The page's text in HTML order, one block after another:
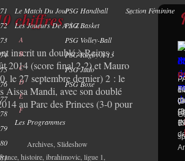
Le Match Du Jour
Les Joueurs De A À Z
A
B
C
D
E
F
Les Programmes
PSG Handball
PSG Basket
PSG Volley-Ball
PSG Rugby À 13
PSG Judo
PSG Boxe
Section Féminine
0
chiffres
inscrit un doublé à Reims :
2014 (score final 2-2) et Mauro
le 27 septembre dernier) 2 : le
Aissa Mandi, avec son doublé
au Parc des Princes (3-0 pour
Archives Slideshow
france histoire ibrahimovic ligue 1